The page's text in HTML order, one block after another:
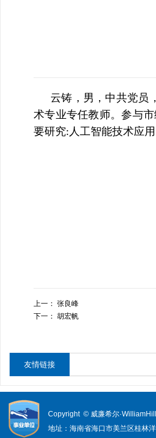
云铸，男，中共党员，
术专业专任教师。参与
要研究: 人工智能技术应用
上一： 张良峰
下一： 胡宏帆
友情链接
Copyright © 威廉希尔
地址：海南省海口市美兰区桂林